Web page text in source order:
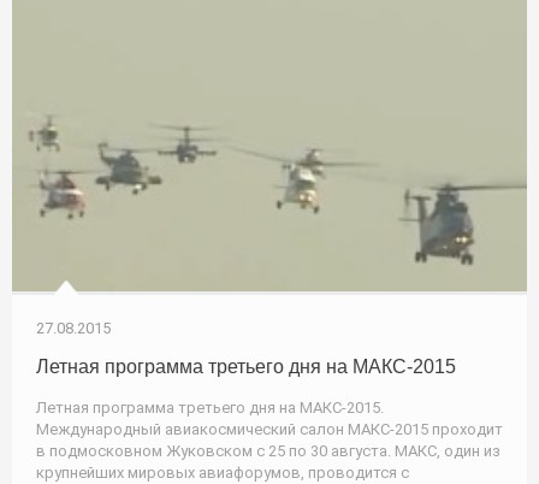
27.08.2015
Летная программа третьего дня на МАКС-2015
Летная программа третьего дня на МАКС-2015.
Международный авиакосмический салон МАКС-2015 проходит
в подмосковном Жуковском с 25 по 30 августа. МАКС, один из
крупнейших мировых авиафорумов, проводится с